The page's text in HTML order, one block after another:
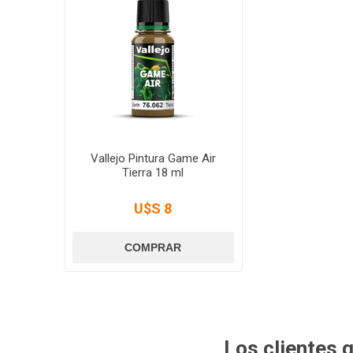
Vallejo Pintura Game Air
Tierra 18 ml
U$S 8
Los clientes